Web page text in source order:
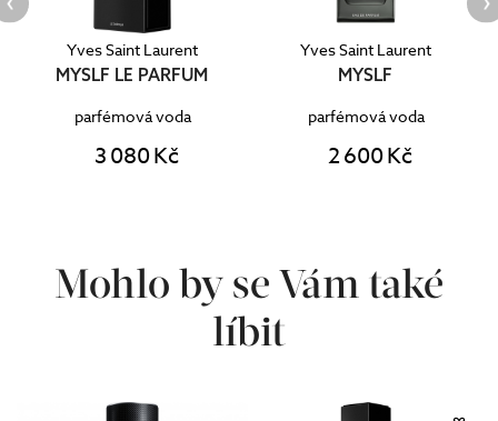
Yves Saint Laurent
MYSLF LE PARFUM
parfémová voda
3 080 Kč
Yves Saint Laurent
MYSLF
parfémová voda
2 600 Kč
Mohlo by se Vám také
líbit